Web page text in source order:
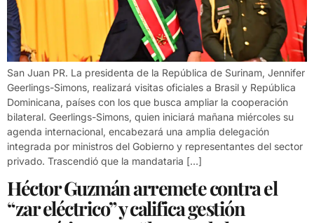
San Juan PR. La presidenta de la República de Surinam, Jennifer
Geerlings-Simons, realizará visitas oficiales a Brasil y República
Dominicana, países con los que busca ampliar la cooperación
bilateral. Geerlings-Simons, quien iniciará mañana miércoles su
agenda internacional, encabezará una amplia delegación
integrada por ministros del Gobierno y representantes del sector
privado. Trascendió que la mandataria […]
Héctor Guzmán arremete contra el
“zar eléctrico” y califica gestión